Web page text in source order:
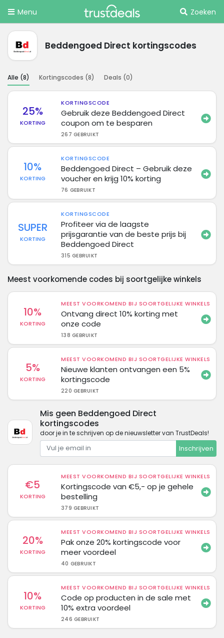
Menu Zoeken
Beddengoed Direct kortingscodes
Alle (8) Kortingscodes (8) Deals (0)
25%
KORTING
KORTINGSCODE
Gebruik deze Beddengoed Direct
coupon om te besparen
267 GEBRUIKT
10%
KORTING
KORTINGSCODE
Beddengoed Direct – Gebruik deze
voucher en krijg 10% korting
76 GEBRUIKT
SUPER
KORTING
KORTINGSCODE
Profiteer via de laagste
prijsgarantie van de beste prijs bij
Beddengoed Direct
315 GEBRUIKT
Meest voorkomende codes bij soortgelijke winkels
10%
KORTING
MEEST VOORKOMEND BIJ SOORTGELIJKE WINKELS
Ontvang direct 10% korting met
onze code
138 GEBRUIKT
5%
KORTING
MEEST VOORKOMEND BIJ SOORTGELIJKE WINKELS
Nieuwe klanten ontvangen een 5%
kortingscode
220 GEBRUIKT
Mis geen Beddengoed Direct
kortingscodes
door je in te schrijven op de nieuwsletter van TrustDeals!
Inschrijven
€5
KORTING
MEEST VOORKOMEND BIJ SOORTGELIJKE WINKELS
Kortingscode van €5,- op je gehele
bestelling
379 GEBRUIKT
20%
KORTING
MEEST VOORKOMEND BIJ SOORTGELIJKE WINKELS
Pak onze 20% kortingscode voor
meer voordeel
40 GEBRUIKT
10%
KORTING
MEEST VOORKOMEND BIJ SOORTGELIJKE WINKELS
Code op producten in de sale met
10% extra voordeel
246 GEBRUIKT